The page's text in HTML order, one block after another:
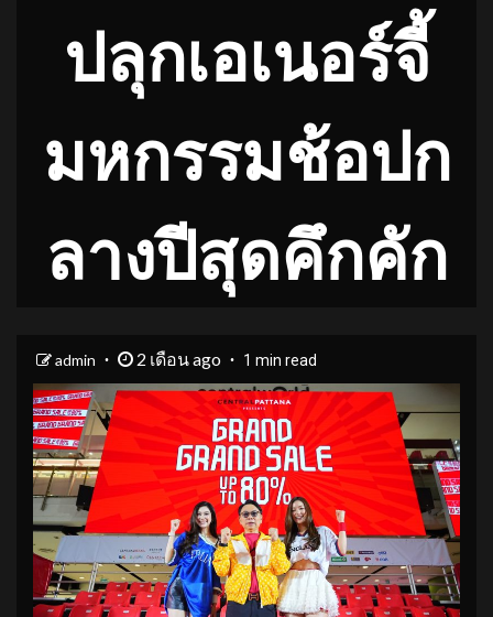
ปลุกเอเนอร์จี้
มหกรรมช้อปก
ลางปีสุดคึกคัก
admin 2 เดือน ago 1 min read